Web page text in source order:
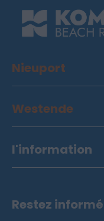
Nieuport
Westende
l'information
Restez informé